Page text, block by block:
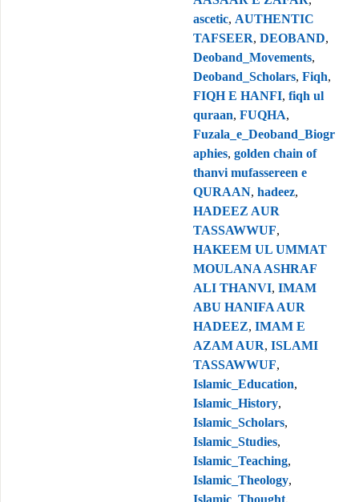
ascetic, AUTHENTIC
TAFSEER, DEOBAND,
Deoband_Movements,
Deoband_Scholars, Fiqh,
FIQH E HANFI, fiqh ul
quraan, FUQHA,
Fuzala_e_Deoband_Biogr
aphies, golden chain of
thanvi mufassereen e
QURAAN, hadeez,
HADEEZ AUR
TASSAWWUF,
HAKEEM UL UMMAT
MOULANA ASHRAF
ALI THANVI, IMAM
ABU HANIFA AUR
HADEEZ, IMAM E
AZAM AUR, ISLAMI
TASSAWWUF,
Islamic_Education,
Islamic_History,
Islamic_Scholars,
Islamic_Studies,
Islamic_Teaching,
Islamic_Theology,
Islamic_Thought,